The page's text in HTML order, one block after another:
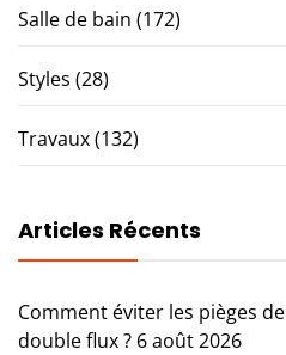
Salle de bain (172)
Styles (28)
Travaux(132)
Articles Récents
Comment éviter les pièges
double flux ? 6 août 2026